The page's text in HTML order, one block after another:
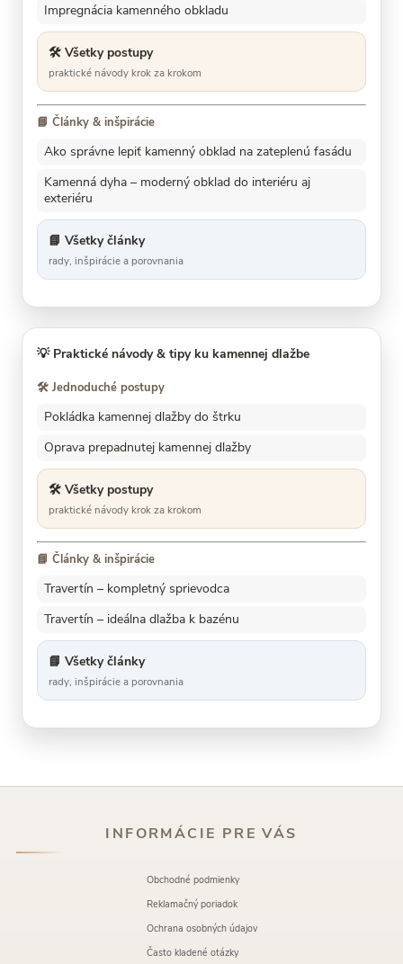
Impregnácia kamenného obkladu
🛠️ Všetky postupy
praktické návody krok za krokom
📘 Články & inšpirácie
Ako správne lepiť kamenný obklad na zateplenú fasádu
Kamenná dyha – moderný obklad do interiéru aj
exteriéru
📘 Všetky články
rady, inšpirácie a porovnania
💡 Praktické návody & tipy ku kamennej dlažbe
🛠️ Jednoduché postupy
Pokládka kamennej dlažby do štrku
Oprava prepadnutej kamennej dlažby
🛠️ Všetky postupy
praktické návody krok za krokom
📘 Články & inšpirácie
Travertín – kompletný sprievodca
Travertín – ideálna dlažba k bazénu
📘 Všetky články
rady, inšpirácie a porovnania
INFORMÁCIE PRE VÁS
Obchodné podmienky
Reklamačný poriadok
Ochrana osobných údajov
Často kladené otázky